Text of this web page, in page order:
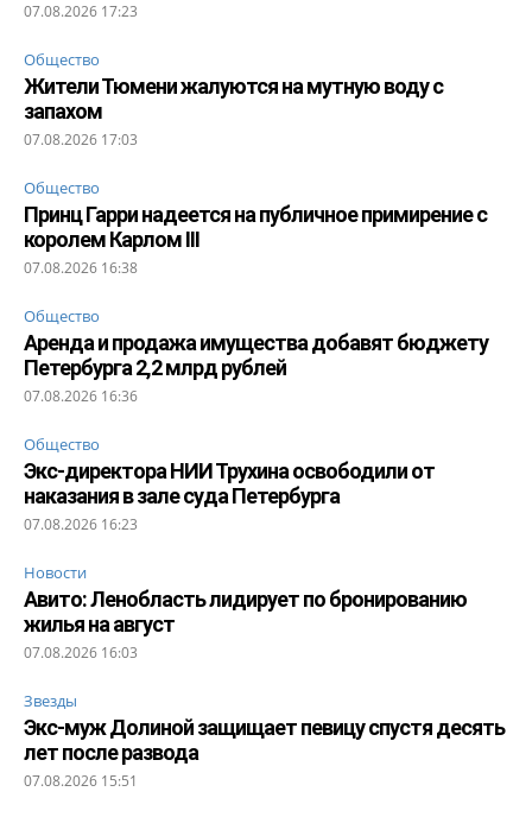
07.08.2026 17:23
Общество
Жители Тюмени жалуются на мутную воду с
запахом
07.08.2026 17:03
Общество
Принц Гарри надеется на публичное примирение с
королем Карлом III
07.08.2026 16:38
Общество
Аренда и продажа имущества добавят бюджету
Петербурга 2,2 млрд рублей
07.08.2026 16:36
Общество
Экс-директора НИИ Трухина освободили от
наказания в зале суда Петербурга
07.08.2026 16:23
Новости
Авито: Ленобласть лидирует по бронированию
жилья на август
07.08.2026 16:03
Звезды
Экс-муж Долиной защищает певицу спустя десять
лет после развода
07.08.2026 15:51